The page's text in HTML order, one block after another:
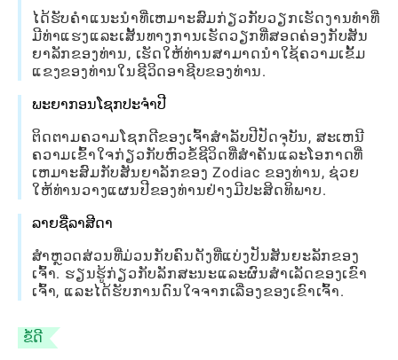
ໄດ້​ຮັບ​ຄໍາ​ແນະ​ນໍາ​ທີ່​ເຫມາະ​ສົມ​ກ່ຽວ​ກັບ​ວຽກ​ເຮັດ​ງານ​ທໍາ​ທີ່​
ມີ​ທ່າ​ແຮງ​ແລະ​ເສັ້ນ​ທາງ​ການ​ເຮັດ​ວຽກ​ທີ່​ສອດ​ຄ່ອງ​ກັບ​ສັນ​
ຍາ​ລັກ​ຂອງ​ທ່ານ​, ເຮັດ​ໃຫ້​ທ່ານ​ສາ​ມາດ​ນໍາ​ໃຊ້​ຄວາມ​ເຂັ້ມ​
ແຂງ​ຂອງ​ທ່ານ​ໃນ​ຊີ​ວິດ​ອາ​ຊີບ​ຂອງ​ທ່ານ​.
ພະຍາກອນໂຊກປະຈຳປີ
ຕິດຕາມຄວາມໂຊກດີຂອງເຈົ້າສໍາລັບປີປັດຈຸບັນ, ສະເຫນີ
ຄວາມເຂົ້າໃຈກ່ຽວກັບຫົວຂໍ້ຊີວິດທີ່ສໍາຄັນແລະໂອກາດທີ່
ເຫມາະສົມກັບສັນຍາລັກຂອງ Zodiac ຂອງທ່ານ, ຊ່ວຍ
ໃຫ້ທ່ານວາງແຜນປີຂອງທ່ານຢ່າງມີປະສິດທິພາບ.
ລາຍຊື່ລາສີດາ
ສຳຫຼວດສ່ວນທີ່ມ່ວນກັບຄົນດັງທີ່ແບ່ງປັນສັນຍະລັກຂອງ
ເຈົ້າ. ຮຽນ​ຮູ້​ກ່ຽວ​ກັບ​ລັກ​ສະ​ນະ​ແລະ​ຜົນ​ສໍາ​ເລັດ​ຂອງ​ເຂົາ​
ເຈົ້າ​, ແລະ​ໄດ້​ຮັບ​ການ​ດົນ​ໃຈ​ຈາກ​ເລື່ອງ​ຂອງ​ເຂົາ​ເຈົ້າ​.
ຂໍ້ດີ